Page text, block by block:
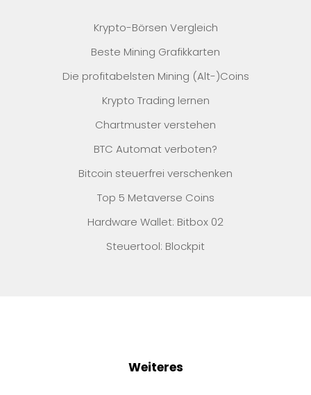
Krypto-Börsen Vergleich
Beste Mining Grafikkarten
Die profitabelsten Mining (Alt-)Coins
Krypto Trading lernen
Chartmuster verstehen
BTC Automat verboten?
Bitcoin steuerfrei verschenken
Top 5 Metaverse Coins
Hardware Wallet: Bitbox 02
Steuertool: Blockpit
Weiteres